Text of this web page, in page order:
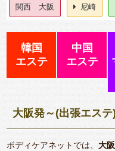
関西 大阪 尼崎
韓国
エステ
中国
エステ
大阪発～(出張エス
ボディケアネットでは、 大